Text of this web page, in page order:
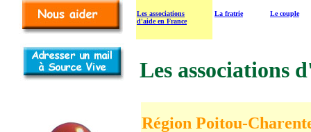
Les associations
d'aide en France
La fratrie Le couple
Les associations
Région Poitou-